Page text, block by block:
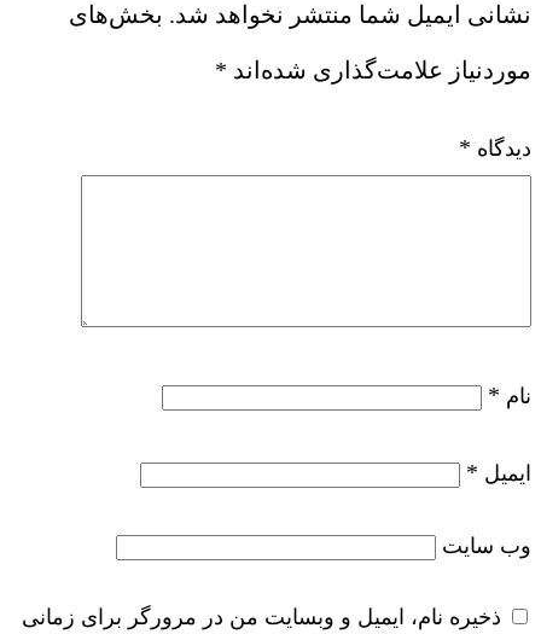
نشانی ایمیل شما منتشر نخواهد شد. بخش‌های
موردنیاز علامت‌گذاری شده‌اند *
دیدگاه *
نام *
ایمیل *
وب‌ سایت
ذخیره نام، ایمیل و وبسایت من در مرورگر برای زمانی